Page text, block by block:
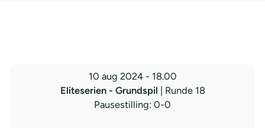
10 aug 2024 - 18.00
Eliteserien - Grundspil
| Runde 18
Pausestilling: 0-0